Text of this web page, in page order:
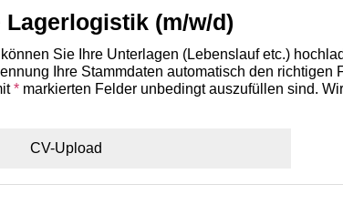
(m/w/d)
Sie Ihre Unterlagen (Lebenslauf etc.)
Ihre Stammdaten automatisch den
* markierten Felder unbedingt auszufüllen sind.
CV-Upload